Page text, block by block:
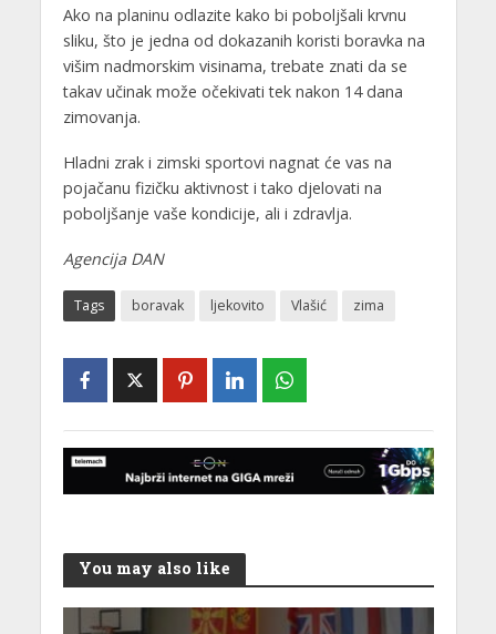
Ako na planinu odlazite kako bi poboljšali krvnu
sliku, što je jedna od dokazanih koristi boravka na
višim nadmorskim visinama, trebate znati da se
takav učinak može očekivati tek nakon 14 dana
zimovanja.
Hladni zrak i zimski sportovi nagnat će vas na
pojačanu fizičku aktivnost i tako djelovati na
poboljšanje vaše kondicije, ali i zdravlja.
Agencija DAN
Tags boravak ljekovito Vlašić zima
You may also like